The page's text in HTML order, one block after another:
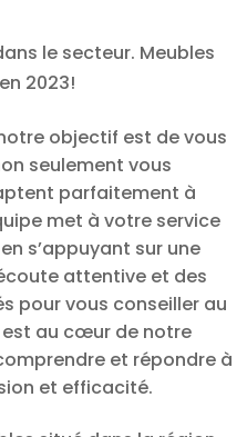
le secteur. Meubles
2023!
objectif est de vous
seulement vous
parfaitement à
met à votre service
s’appuyant sur une
attentive et des
pour vous conseiller au
au cœur de notre
et répondre à
et efficacité.